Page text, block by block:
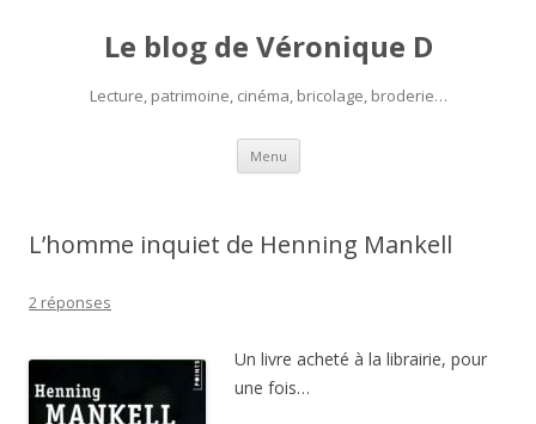
Le blog de Véronique D
Lecture, patrimoine, cinéma, bricolage, broderie…
Menu Aller
contenu
L’homme inquiet de Henning Mankell
2 réponses
Un livre acheté à la librairie, pour
une fois…